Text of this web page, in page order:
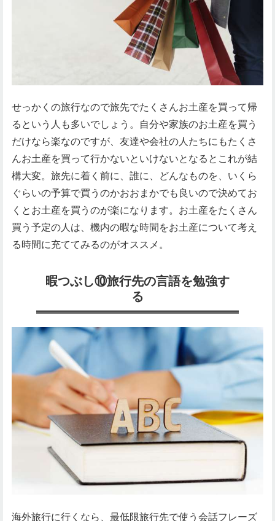
せっかくの旅行なので旅先でたくさんお土産を買って帰
るという人も多いでしょう。自分や家族のお土産を買う
だけなら楽なのですが、友達や会社の人たちにもたくさ
んお土産を買って行かないといけないとなるとこれが結
構大変。旅先に着く前に、誰に、どんなものを、いくら
ぐらいの予算で買うのかおおまかでも良いので決めてお
くとお土産を買うのが楽になります。お土産をたくさん
買う予定の人は、機内の暇な時間をお土産について考え
る時間に充ててみるのがオススメ。
暇つぶし⑩旅行先の言語を勉強す
る
海外旅行に行くなら、最低限旅行先で使う会話フレーズ